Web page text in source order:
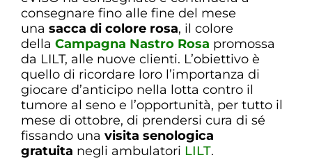
consegnare fino alle fine del mese
una sacca di colore rosa, il colore
della Campagna Nastro Rosa promossa
da LILT, alle nuove clienti. L’obiettivo è
quello di ricordare loro l’importanza di
giocare d’anticipo nella lotta contro il
tumore al seno e l’opportunità, per tutto il
mese di ottobre, di prendersi cura di sé
fissando una visita senologica
gratuita negli ambulatori LILT.